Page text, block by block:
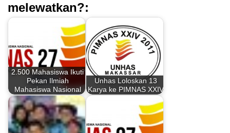
melewatkan?:
2.500 Mahasiswa Ikuti
Pekan Ilmiah
Mahasiswa Nasional
Unhas Loloskan 13
Karya ke PIMNAS XXIV